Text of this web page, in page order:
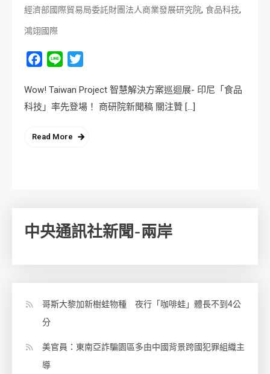
經濟部國際貿易局委託財團法人商業發展研究院, 食品科技,
鴻翊國際
Facebook
Line
Wow! Taiwan Project 智慧解決方案巡迴展- 印尼「食品
科技」率先登場！ 商研院新聞稿 關注贊 […]
Read More
中央通訊社新聞-兩岸
哥斯大黎加新樹蛙物種 夜行「咖啡蛙」體長不到4公
分
美官員：東南亞詐騙園區多由中國背景跨國犯罪組織主
導